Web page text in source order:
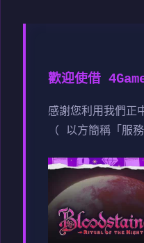
歡迎使借
感謝您利用我們正
（ 以方簡稱「服務